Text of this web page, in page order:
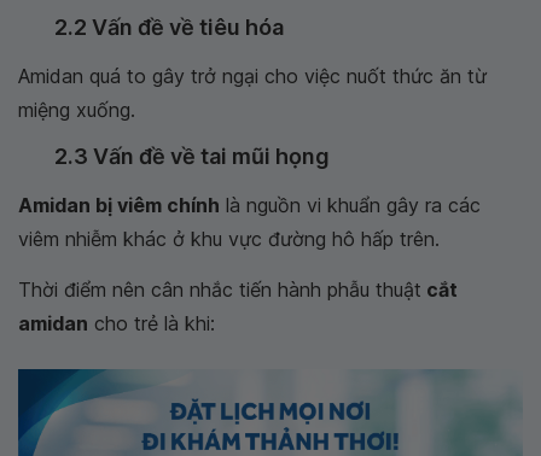
2.2 Vấn đề về tiêu hóa
Amidan quá to gây trở ngại cho việc nuốt thức ăn từ
miệng xuống.
2.3 Vấn đề về tai mũi họng
Amidan bị viêm chính là nguồn vi khuẩn gây ra các
viêm nhiễm khác ở khu vực đường hô hấp trên.
Thời điểm nên cân nhắc tiến hành phẫu thuật cắt
amidan cho trẻ là khi: